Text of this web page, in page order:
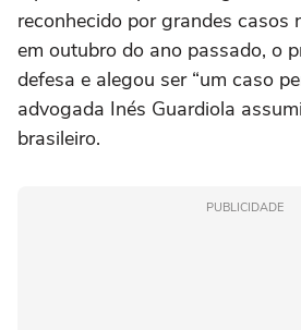
reconhecido por grandes casos
em outubro do ano passado, o
defesa e alegou ser “um caso
advogada Inés Guardiola
brasileiro.
PUBLICIDADE